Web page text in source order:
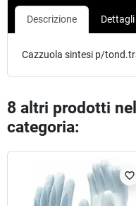
Descrizione
Cazzuola sintesi p/
8 altri prodotti
categoria:
favorite_border